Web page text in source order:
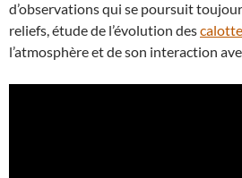
d’observations qui se poursuit
reliefs, étude de l’évolution des
l’atmosphère et de son interaction